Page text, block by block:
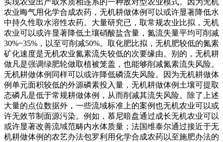
农业晦气用化学合成农药，无机耕做体例可以或许显著降低水
中持久性取水溶性农药。大量研究已，取常规农业比拟，无机
农业可以或许显著降低土壤硝酸盐含量，氮流失量平均可削减
30%~35%，以至可削减50%。取化肥比拟，无机肥较低的氮素
矿化速度是无机农业氮素流失较低的次要缘由。别的，无机耕
做凡是强调绿肥轮做取植被笼盖，也能够削减氮素流失风险。
无机耕做体例同样可以或许降低磷流失风险。因为无机耕做体
例单元面积较低的外源磷素投入量，无机耕做体例土壤可提取
态磷凡是低于常规耕做体例，从而削减其流失风险。除了上述
大量的点位数据外，一些流域标准上的案例也无机农业可以或
许无效节制面源污染。例如，慕尼暗盘通过成长无机农业可以
或许显著改善流域范畴内水体质量；法国维泰尔通过接近于无
机耕做体例的农艺办法包罗利用化学合成农药以至施肥办法的